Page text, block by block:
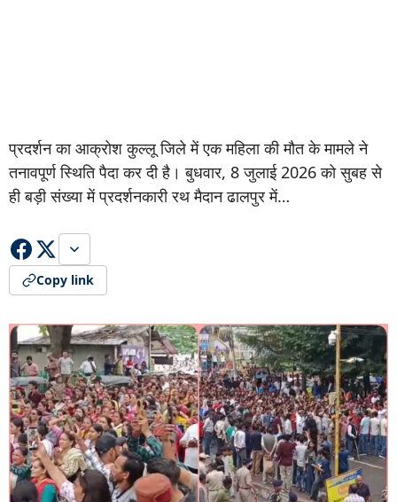
प्रदर्शन का आक्रोश कुल्लू जिले में एक महिला की मौत के मामले ने
तनावपूर्ण स्थिति पैदा कर दी है। बुधवार, 8 जुलाई 2026 को सुबह से
ही बड़ी संख्या में प्रदर्शनकारी रथ मैदान ढालपुर में…
Copy link